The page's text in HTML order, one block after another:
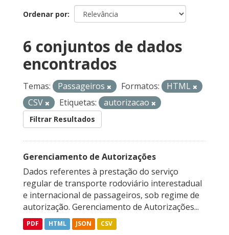
Ordenar por
6 conjuntos de dados
encontrados
Temas: Passageiros Formatos:
HTML
CSV
Etiquetas: autorizacao
Filtrar Resultados
Gerenciamento de Autorizações
Dados referentes à prestação do serviço
regular de transporte rodoviário interestadual
e internacional de passageiros, sob regime de
autorização. Gerenciamento de Autorizações...
PDF HTML JSON CSV